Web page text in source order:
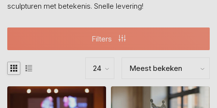
sculpturen met betekenis. Snelle levering!
Filters